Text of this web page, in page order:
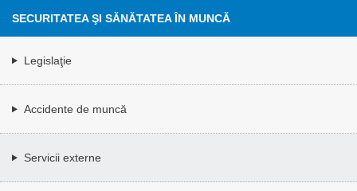
SECURITATEA ŞI SĂNĂTATEA ÎN MUNCĂ
Legislaţie
Accidente de muncă
Servicii externe